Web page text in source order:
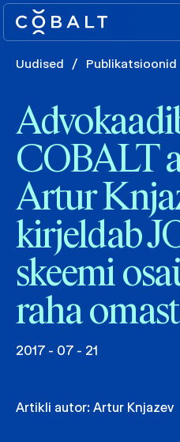
Uudised / Publikatsioonid
COBALT
Artur
kirjeldab
skeemi
raha
2017 - 07 - 21
Artikli autor: Artur Knjazev